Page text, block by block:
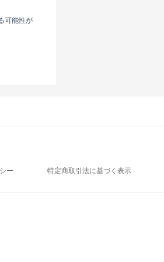
可能性が
ー 特定商取引法に基づく表示